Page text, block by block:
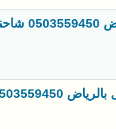
عمال بالرياض